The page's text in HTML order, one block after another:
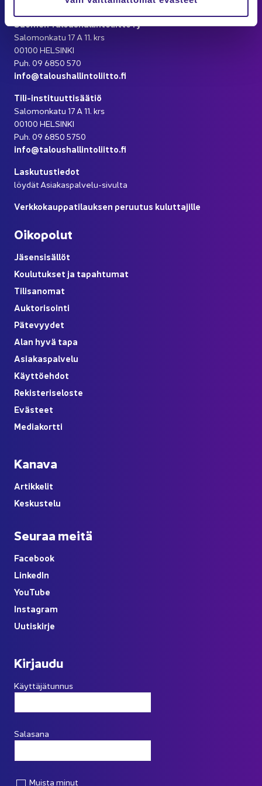
Suo­men Ta­lous­hal­lin­to­liit­to ry
Sa­lo­mon­ka­tu 17 A 11. krs
00100 HEL­SIN­KI
Puh. 09 6850 570
info@ta­lous­hal­lin­to­liit­to.fi
Tili-​instituuttisäätiö
Sa­lo­mon­ka­tu 17 A 11. krs
00100 HEL­SIN­KI
Puh. 09 6850 5750
info@ta­lous­hal­lin­to­liit­to.fi
Las­ku­tus­tie­dot
löy­dät Asiakaspalvelu-​sivulta
Verk­ko­kaup­pa­ti­lauk­sen pe­ruu­tus ku­lut­ta­jil­le
Oi­ko­po­lut
Jä­sen­si­säl­löt
Kou­lu­tuk­set ja ta­pah­tu­mat
Ti­li­sa­no­mat
Auk­to­ri­soin­ti
Pä­te­vyy­det
Alan hyvä tapa
Asia­kas­pal­ve­lu
Käyt­tö­eh­dot
Re­kis­te­ri­se­los­te
Eväs­teet
Me­dia­kort­ti
Ka­na­va
Ar­tik­ke­lit
Kes­kus­te­lu
Seu­raa meitä
Face­book
Lin­ke­dIn
YouTube
Ins­ta­gram
Uu­tis­kir­je
Kir­jau­du
Käyttäjätunnus
Salasana
Muista minut